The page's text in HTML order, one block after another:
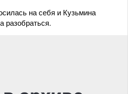
на себя и Кузьмина
разобраться.